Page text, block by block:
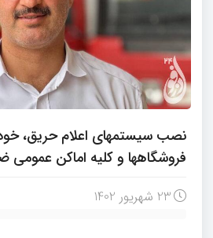
نصب سیستمهای اعلام حریق،
فروشگاهها و کلیه اماکن
23 شهریور 1402